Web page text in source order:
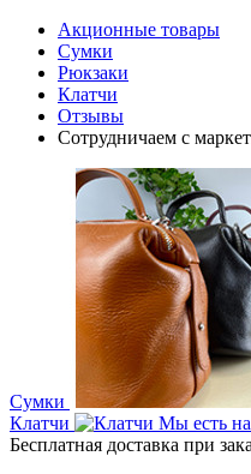
Акционные товары
Сумки
Рюкзаки
Клатчи
Отзывы
Сотрудничаем с
Сумки
Клатчи
Мы есть
Бесплатная доставка при